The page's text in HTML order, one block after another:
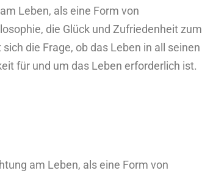
Leben, als eine Form von
die Glück und Zufriedenheit zum
die Frage, ob das Leben in all seinen
für und um das Leben erforderlich ist.
am Leben, als eine Form von